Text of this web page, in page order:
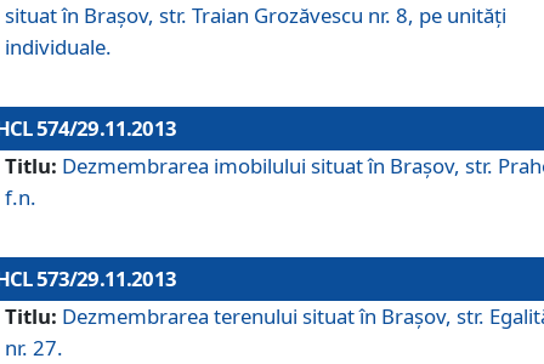
situat în Braşov, str. Traian Grozăvescu nr. 8, pe unităţi
individuale.
574/29.11.2013
Titlu: Dezmembrarea imobilului situat în Braşov, str.
f.n.
573/29.11.2013
Titlu: Dezmembrarea terenului situat în Braşov, str.
nr. 27.